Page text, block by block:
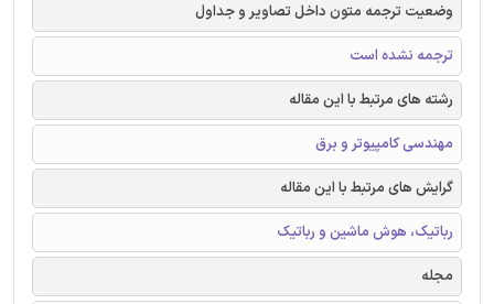
وضعیت ترجمه متون داخل تصاویر و جداول
ترجمه نشده است
رشته های مرتبط با این مقاله
مهندسی کامپیوتر و برق
گرایش های مرتبط با این مقاله
رباتیک، هوش ماشین و رباتیک
مجله